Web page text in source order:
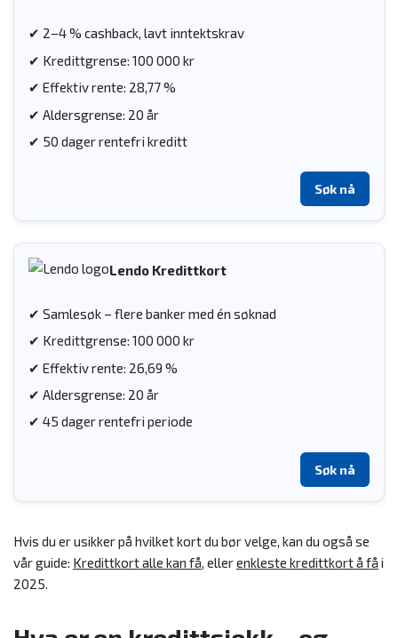
✔ 2–4 % cashback, lavt inntektskrav
✔ Kredittgrense: 100 000 kr
✔ Effektiv rente: 28,77 %
✔ Aldersgrense: 20 år
✔ 50 dager rentefri kreditt
Søk nå
Lendo Kredittkort
✔ Samlesøk – flere banker med én søknad
✔ Kredittgrense: 100 000 kr
✔ Effektiv rente: 26,69 %
✔ Aldersgrense: 20 år
✔ 45 dager rentefri periode
Søk nå
Hvis du er usikker på hvilket kort du bør velge, kan du også se
vår guide: Kredittkort alle kan få, ellerenkleste kredittkort å få i
2025.